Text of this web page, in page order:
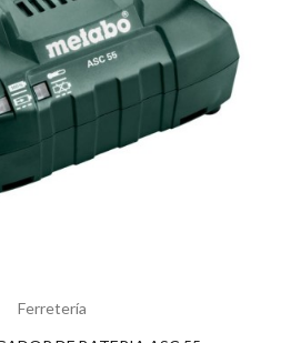
Ferretería